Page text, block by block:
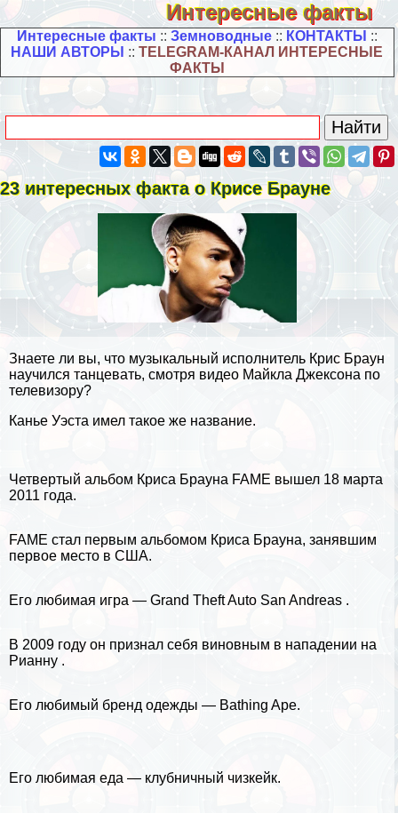
Интересные факты
Интересные факты :: Земноводные:: КОНТАКТЫ ::
НАШИ АВТОРЫ ::TELEGRAM-КАНАЛ ИНТЕРЕСНЫЕ
ФАКТЫ
23 интересных факта о Крисе Брауне
Знаете ли вы, что музыкальный исполнитель Крис Браун
научился танцевать, смотря видео Майкла Джексона по
телевизору?
Канье Уэста имел такое же название.
Четвертый альбом Криса Брауна FAME вышел 18 марта
2011 года.
FAME стал первым альбомом Криса Брауна, занявшим
первое место в США.
Его любимая игра — Grand Theft Auto San Andreas .
В 2009 году он признал себя виновным в нападении на
Рианну .
Его любимый бренд одежды — Bathing Ape.
Его любимая еда — клубничный чизкейк.